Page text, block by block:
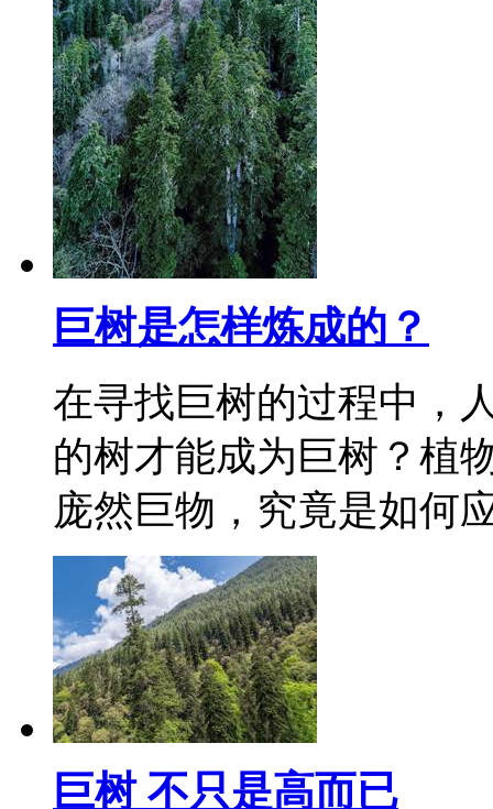
巨树是怎样炼成的？
在寻找巨树的过程中，
的树才能成为巨树？植
庞然巨物，究竟是如
巨树 不只是高而已